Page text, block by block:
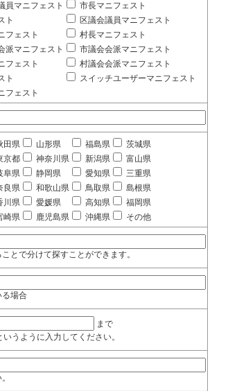
員マニフェスト
市長マニフェスト
ト
区議会議員マニフェスト
フェスト
村長マニフェスト
派マニフェスト
市議会会派マニフェスト
フェスト
村議会会派マニフェスト
ト
スイッチユーザーマニフェスト
フェスト
田県 山形県 福島県
茨城県
京都 神奈川県 新潟県
富山県
阜県 静岡県 愛知県
三重県
良県 和歌山県 鳥取県
島根県
川県 愛媛県 高知県
福岡県
崎県 鹿児島県 沖縄県 その他
とで分けて探すことができます。
場合
まで
ように入力してください。